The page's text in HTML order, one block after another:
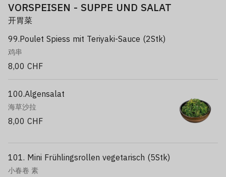
Thunfisch: Norwegen
Lachs: Norwegen
Wolfsbarsch: Frankreich
Krabben: Indonesien
Aal: China
Flugfischroggen: Polen
Ebi Garnelen: Vietnam
Calamari: Spanien
VORSPEISEN - SUPPE UND SALAT
开胃菜
99.Poulet Spiess mit Teriyaki-Sauce (2Stk)
鸡串
8,00 CHF
100.Algensalat
海草沙拉
8,00 CHF
101. Mini Frühlingsrollen vegetarisch (5Stk)
小春卷 素